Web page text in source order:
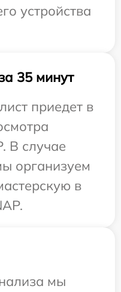
устройства
35 минут
приедет в
В случае
организуем
в
мы